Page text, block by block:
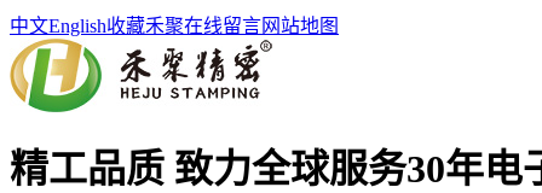
中文English收藏禾聚在线留言网站地图
精工品质 致力全球服务30年电